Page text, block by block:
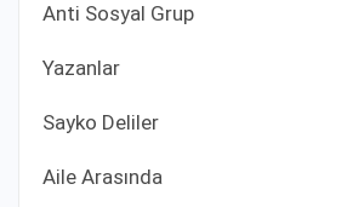
Anti Sosyal Grup
Yazanlar
Sayko Deliler
Aile Arasında